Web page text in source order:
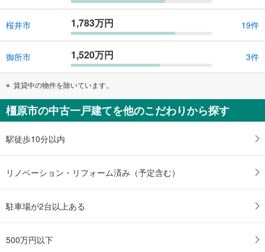
桜井市 1,783万円 19件
御所市 1,520万円 3件
賃貸中の物件を除いています。
橿原市の中古一戸建てを他のこだわりから探す
駅徒歩10分以内
リノベーション・リフォーム済み（予定含む）
駐車場が2台以上ある
500万円以下